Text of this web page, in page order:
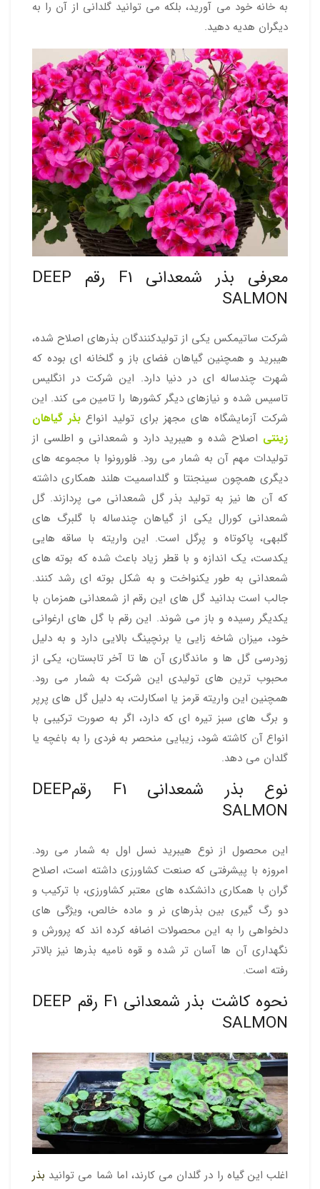
به خانه خود می آورید، بلکه می توانید گلدانی از آن را به
دیگران هدیه دهید.
معرفی بذر شمعدانی F1 رقم DEEP
SALMON
شرکت ساتیمکس یکی از تولیدکنندگان بذرهای اصلاح شده،
هیبرید و همچنین گیاهان فضای باز و گلخانه ای بوده که
شهرت چندساله ای در دنیا دارد. این شرکت در انگلیس
تاسیس شده و نیازهای دیگر کشورها را تامین می کند. این
شرکت آزمایشگاه های مجهز برای تولید انواع بذر گیاهان
زینتی اصلاح شده و هیبرید دارد و شمعدانی و اطلسی از
تولیدات مهم آن به شمار می رود. فلورونوا با مجموعه های
دیگری همچون سینجنتا و گلداسمیت هلند همکاری داشته
که آن ها نیز به تولید بذر گل شمعدانی می پردازند. گل
شمعدانی کورال یکی از گیاهان چندساله با گلبرگ های
گلبهی، پاکوتاه و پرگل است. این واریته با ساقه هایی
یکدست، یک اندازه و با قطر زیاد باعث شده که بوته های
شمعدانی به طور یکنواخت و به شکل بوته ای رشد کنند.
جالب است بدانید گل های این رقم از شمعدانی همزمان با
یکدیگر رسیده و باز می شوند. این رقم با گل های ارغوانی
خود، میزان شاخه زایی یا برنچینگ بالایی دارد و به دلیل
زودرسی گل ها و ماندگاری آن ها تا آخر تابستان، یکی از
محبوب ترین های تولیدی این شرکت به شمار می رود.
همچنین این واریته قرمز یا اسکارلت، به دلیل گل های پرپر
و برگ های سبز تیره ای که دارد، اگر به صورت ترکیبی با
انواع آن کاشته شود، زیبایی منحصر به فردی را به باغچه یا
گلدان می دهد.
نوع بذر شمعدانی F1 رقمDEEP
SALMON
این محصول از نوع هیبرید نسل اول به شمار می رود.
امروزه با پیشرفتی که صنعت کشاورزی داشته است، اصلاح
گران با همکاری دانشکده های معتبر کشاورزی، با ترکیب و
دو رگ گیری بین بذرهای نر و ماده خالص، ویژگی های
دلخواهی را به این محصولات اضافه کرده اند که پرورش و
نگهداری آن ها آسان تر شده و قوه نامیه بذرها نیز بالاتر
رفته است.
نحوه کاشت بذر شمعدانی F1 رقم DEEP
SALMON
اغلب این گیاه را در گلدان می کارند، اما شما می توانید بذر